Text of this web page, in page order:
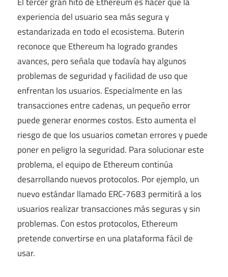
experiencia del usuario sea más segura y
estandarizada en todo el ecosistema. Buterin
reconoce que Ethereum ha logrado grandes
avances, pero señala que todavía hay algunos
problemas de seguridad y facilidad de uso que
enfrentan los usuarios. Especialmente en las
transacciones entre cadenas, un pequeño error
puede generar enormes costos. Esto aumenta el
riesgo de que los usuarios cometan errores y puede
poner en peligro la seguridad. Para solucionar este
problema, el equipo de Ethereum continúa
desarrollando nuevos protocolos. Por ejemplo, un
nuevo estándar llamado ERC-7683 permitirá a los
usuarios realizar transacciones más seguras y sin
problemas. Con estos protocolos, Ethereum
pretende convertirse en una plataforma fácil de
usar.